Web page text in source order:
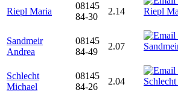
Riepl Maria
08145
84-30
2.14
Sandmeir
Andrea
08145
84-49
2.07
Schlecht
Michael
08145
84-26
2.04